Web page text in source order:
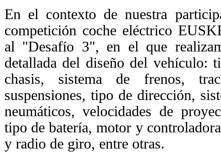
En el contexto de nuestra
competición coche eléctrico
al "Desafío 3", en el que
detallada del diseño del vehículo:
chasis, sistema de frenos,
suspensiones, tipo de dirección,
neumáticos, velocidades de
tipo de batería, motor y
y radio de giro, entre otras.